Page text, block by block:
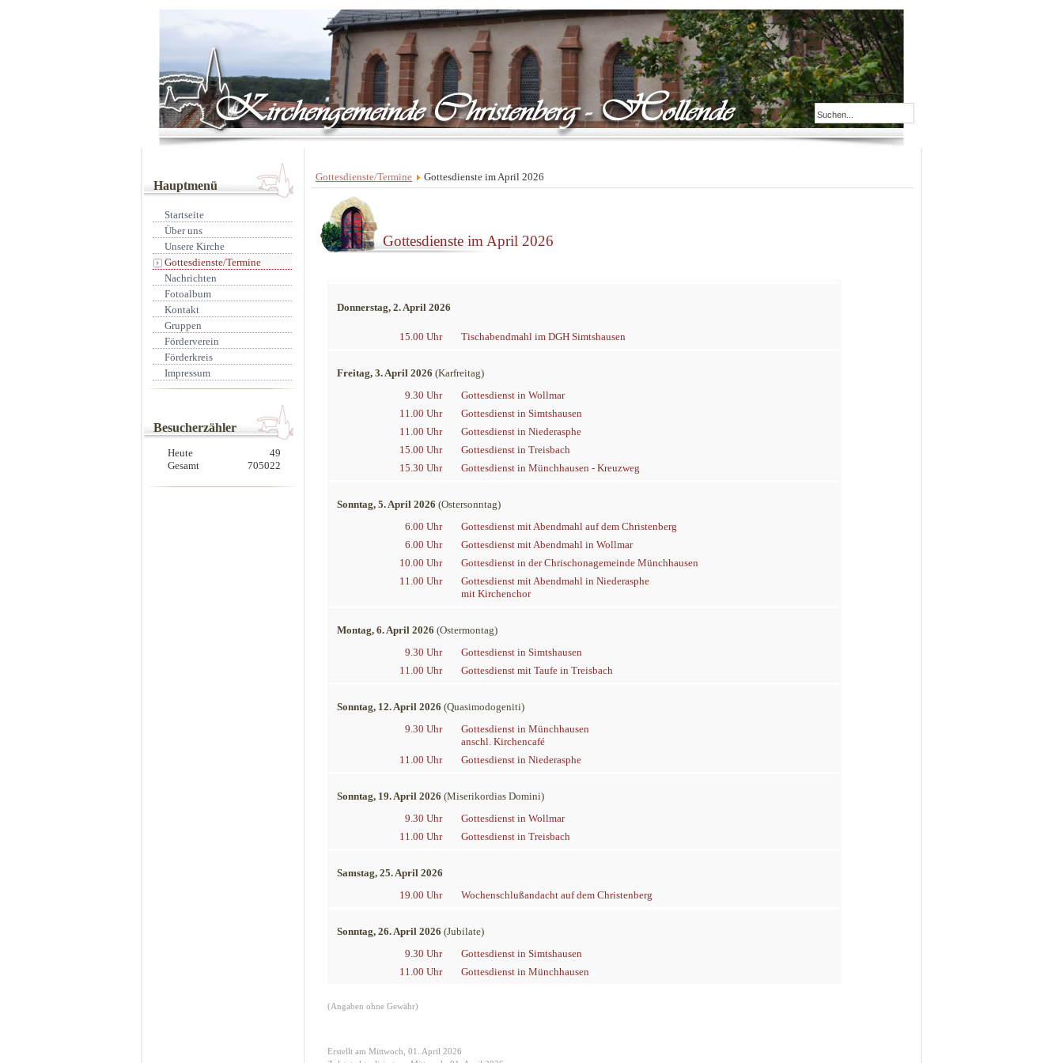
Hauptmenü
Startseite
Über uns
Unsere Kirche
Gottesdienste/Termine
Nachrichten
Fotoalbum
Kontakt
Gruppen
Förderverein
Förderkreis
Impressum
Besucherzähler
Heute
49
Gesamt
705022
Gottesdienste/Termine Gottesdienste im April 2026
Gottesdienste im April 2026
Donnerstag, 2. April 2026
15.00 Uhr Tischabendmahl im DGH Simtshausen
Freitag, 3. April 2026 (Karfreitag)
9.30 Uhr
Gottesdienst in Wollmar
11.00 Uhr
Gottesdienst in Simtshausen
11.00 Uhr
Gottesdienst in Niederasphe
15.00 Uhr
Gottesdienst in Treisbach
15.30 Uhr
Gottesdienst in Münchhausen - Kreuzweg
Sonntag, 5. April 2026 (Ostersonntag)
6.00 Uhr
Gottesdienst mit Abendmahl auf dem Christenberg
6.00 Uhr
Gottesdienst mit Abendmahl in Wollmar
10.00 Uhr
Gottesdienst in der Chrischonagemeinde Münchhausen
11.00 Uhr
Gottesdienst mit Abendmahl in Niederasphe
mit Kirchenchor
Montag, 6. April 2026 (Ostermontag)
9.30 Uhr
Gottesdienst in Simtshausen
11.00 Uhr
Gottesdienst mit Taufe in Treisbach
Sonntag, 12. April 2026 (Quasimodogeniti)
9.30 Uhr
Gottesdienst in Münchhausen
anschl. Kirchencafé
11.00 Uhr
Gottesdienst in Niederasphe
Sonntag, 19. April 2026 (Miserikordias Domini)
9.30 Uhr
Gottesdienst in Wollmar
11.00 Uhr
Gottesdienst in Treisbach
Samstag, 25. April 2026
19.00 Uhr
Wochenschlußandacht auf dem Christenberg
Sonntag, 26. April 2026 (Jubilate)
9.30 Uhr
Gottesdienst in Simtshausen
11.00 Uhr
Gottesdienst in Münchhausen
(Angaben ohne Gewähr)
Erstellt am Mittwoch, 01. April 2026